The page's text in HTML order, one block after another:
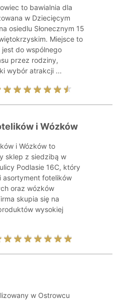
to bawialnia dla
w Dziecięcym
osiedlu Słonecznym 15
Miejsce to
do wspólnego
przez rodziny,
wybór atrakcji ...
i Wózków
i Wózków to
sklep z siedzibą w
Podlasie 16C, który
asortyment fotelików
oraz wózków
skupia się na
wysokiej
w Ostrowcu